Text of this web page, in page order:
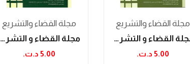
مجلة القضاء والتشريع
مجلة القضاء و التشريع جانفي 2014
5.00 د.ت.‏
مجلة القضاء والتشريع
مجلة القضاء و التشريع مارس 2012
5.00 د.ت.‏